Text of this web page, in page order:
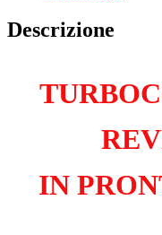
2.1
Cdi
Descrizione
IN